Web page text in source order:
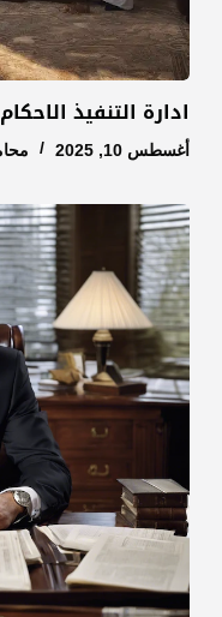
ادارة التنفيذ
أغسطس 10, 2025